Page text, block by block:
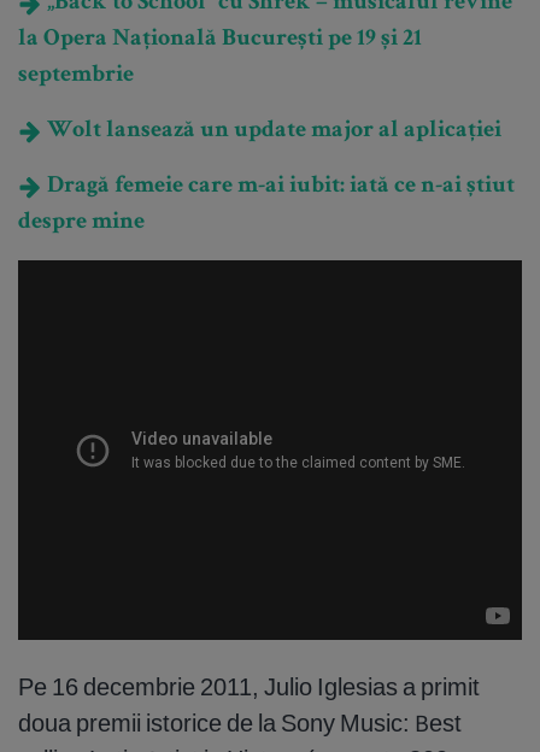
la Opera Națională București pe 19 și 21
septembrie
Wolt lansează un update major al aplicației
Dragă femeie care m-ai iubit: iată ce n-ai știut
despre mine
Pe 16 decembrie 2011, Julio Iglesias a primit
doua premii istorice de la Sony Music: Best